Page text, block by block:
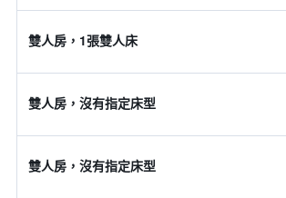
雙人房，1張雙人床
雙人房，沒有指定床型
雙人房，沒有指定床型